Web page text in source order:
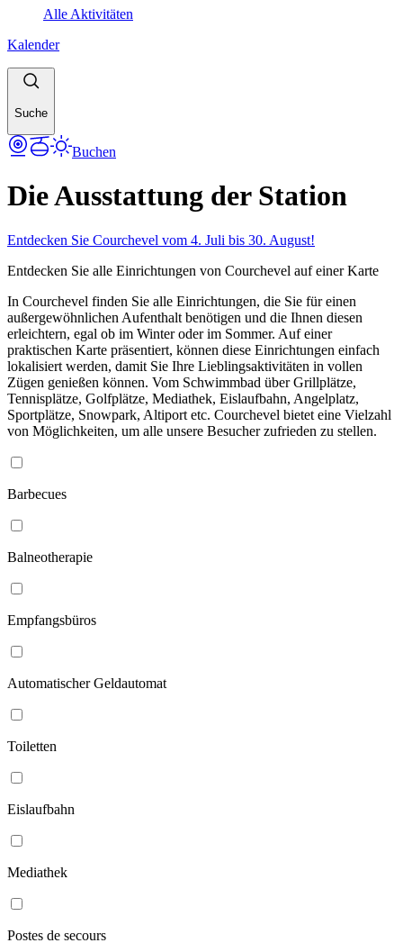
Alle Aktivitäten
Kalender
Suche
Buchen
Die Ausstattung der Station
Entdecken Sie Courchevel vom 4. Juli bis 30. August!
Entdecken Sie alle Einrichtungen von Courchevel auf einer Karte
In Courchevel finden Sie alle Einrichtungen, die Sie für einen
außergewöhnlichen Aufenthalt benötigen und die Ihnen diesen
erleichtern, egal ob im Winter oder im Sommer. Auf einer
praktischen Karte präsentiert, können diese Einrichtungen einfach
lokalisiert werden, damit Sie Ihre Lieblingsaktivitäten in vollen
Zügen genießen können. Vom Schwimmbad über Grillplätze,
Tennisplätze, Golfplätze, Mediathek, Eislaufbahn, Angelplatz,
Sportplätze, Snowpark, Altiport etc. Courchevel bietet eine Vielzahl
von Möglichkeiten, um alle unsere Besucher zufrieden zu stellen.
Barbecues
Balneotherapie
Empfangsbüros
Automatischer Geldautomat
Toiletten
Eislaufbahn
Mediathek
Postes de secours